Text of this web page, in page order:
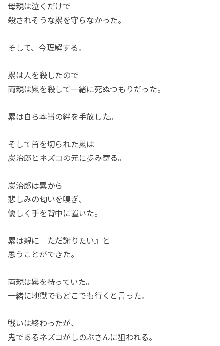
母親は泣くだけで
殺されそうな累を守らなかった。
そして、今理解する。
累は人を殺したので
両親は累を殺して一緒に死ぬつもりだった。
累は自ら本当の絆を手放した。
そして首を切られた累は
炭治郎とネズコの元に歩み寄る。
炭治郎は累から
悲しみの匂いを嗅ぎ、
優しく手を背中に置いた。
累は親に『ただ謝りたい』と
思うことができた。
両親は累を待っていた。
一緒に地獄でもどこでも行くと言った。
戦いは終わったが、
鬼であるネズコがしのぶさんに狙われる。